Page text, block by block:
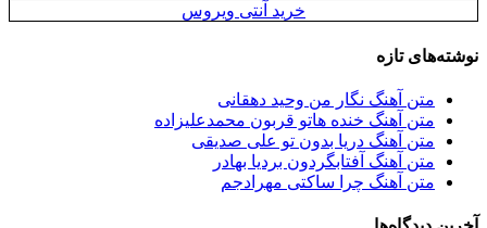
خرید آنتی ویروس
نوشته‌های تازه
متن آهنگ نگار من وحید دهقانی
متن آهنگ خنده هاتو قربون محمدعلیزاده
متن آهنگ دریا بدون تو علی صدیقی
متن آهنگ آفتابگردون بردیا بهادر
متن آهنگ چرا ساکتی مهرادجم